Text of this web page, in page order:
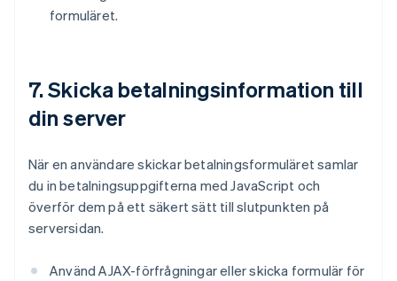
formuläret.
7. Skicka betalningsinformation till
din server
När en användare skickar betalningsformuläret samlar
du in betalningsuppgifterna med JavaScript och
överför dem på ett säkert sätt till slutpunkten på
serversidan.
Använd AJAX-förfrågningar eller skicka formulär för